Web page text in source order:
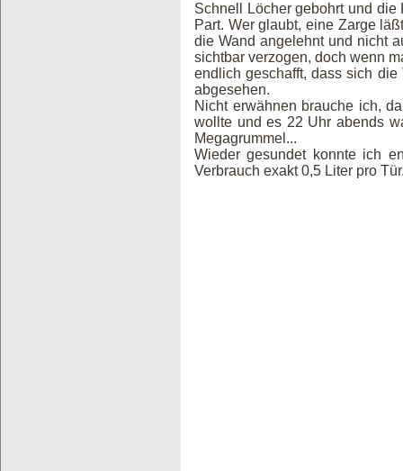
Schnell Löcher gebohrt und
Part. Wer glaubt, eine Zarge
die Wand angelehnt und nicht
sichtbar verzogen, doch wenn
endlich geschafft, dass sich
abgesehen.
Nicht erwähnen brauche ich,
wollte und es 22 Uhr abends
Megagrummel...
Wieder gesundet konnte ich
Verbrauch exakt 0,5 Liter pro